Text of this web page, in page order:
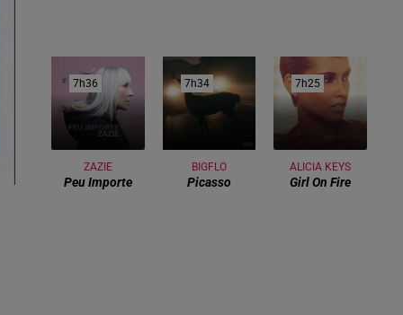
7h36
7h36
ZAZIE
Peu Importe
7h34
7h34
BIGFLO
Picasso
7h25
7h25
ALICIA KEYS
Girl On Fire